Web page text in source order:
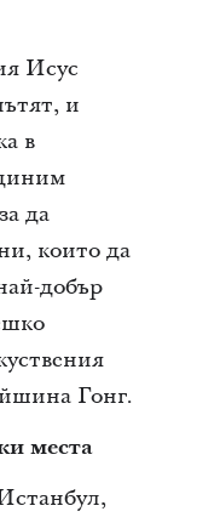
Исус
и
в
да
които да
добър
Гонг.
места